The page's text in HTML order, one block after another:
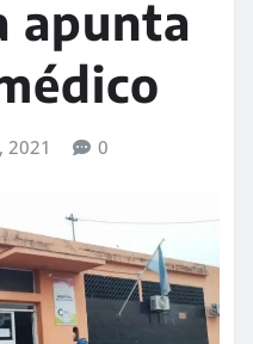
apunta
2021 0